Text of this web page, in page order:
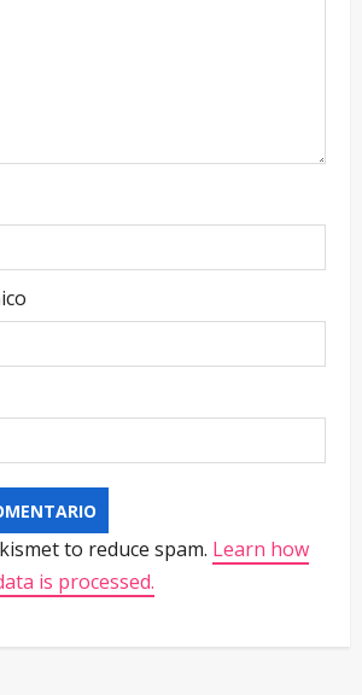
to reduce spam. Learn how
is processed.